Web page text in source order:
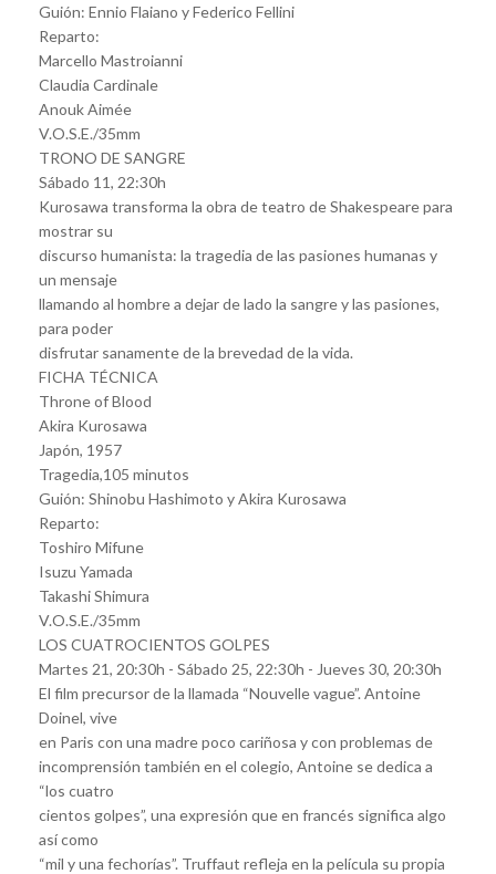
Guión: Ennio Flaiano y Federico Fellini
Reparto:
Marcello Mastroianni
Claudia Cardinale
Anouk Aimée
V.O.S.E./35mm
TRONO DE SANGRE
Sábado 11, 22:30h
Kurosawa transforma la obra de teatro de Shakespeare para
mostrar su
discurso humanista: la tragedia de las pasiones humanas y
un mensaje
llamando al hombre a dejar de lado la sangre y las pasiones,
para poder
disfrutar sanamente de la brevedad de la vida.
FICHA TÉCNICA
Throne of Blood
Akira Kurosawa
Japón, 1957
Tragedia,105 minutos
Guión: Shinobu Hashimoto y Akira Kurosawa
Reparto:
Toshiro Mifune
Isuzu Yamada
Takashi Shimura
V.O.S.E./35mm
LOS CUATROCIENTOS GOLPES
Martes 21, 20:30h - Sábado 25, 22:30h - Jueves 30, 20:30h
El film precursor de la llamada “Nouvelle vague”. Antoine
Doinel, vive
en Paris con una madre poco cariñosa y con problemas de
incomprensión también en el colegio, Antoine se dedica a
“los cuatro
cientos golpes”, una expresión que en francés significa algo
así como
“mil y una fechorías”. Truffaut refleja en la película su propia